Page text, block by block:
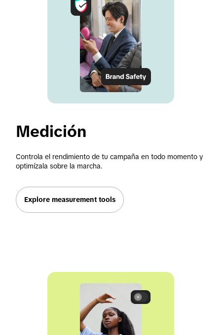
Medición
Controla el rendimiento de tu campaña en todo momento y
optimízala sobre la marcha.
Explore measurement tools